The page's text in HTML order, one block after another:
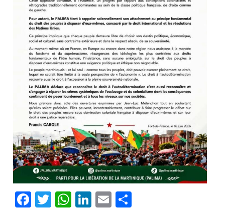
Facebook
Twitter
WhatsApp
LinkedIn
Email